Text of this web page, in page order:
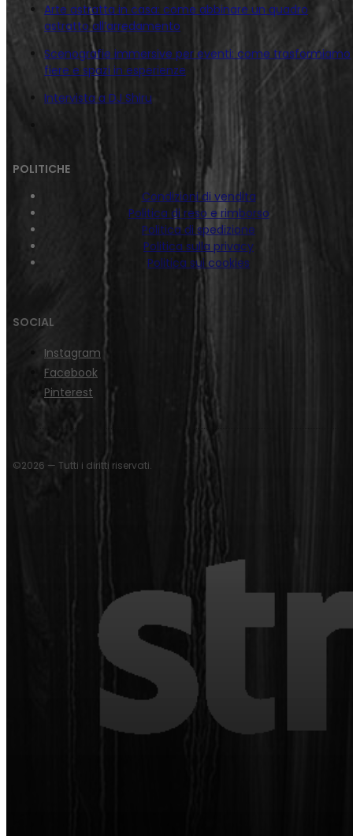
Arte astratta in casa: come abbinare un quadro
astratto all’arredamento
Scenografie immersive per eventi: come trasformiamo
fiere e spazi in esperienze
Intervista a DJ Shiru
POLITICHE
Condizioni di vendita
Politica di reso e rimborso
Politica di spedizione
Politica sulla privacy
Politica sui cookies
SOCIAL
Instagram
Facebook
Pinterest
©2026 — Tutti i diritti riservati.